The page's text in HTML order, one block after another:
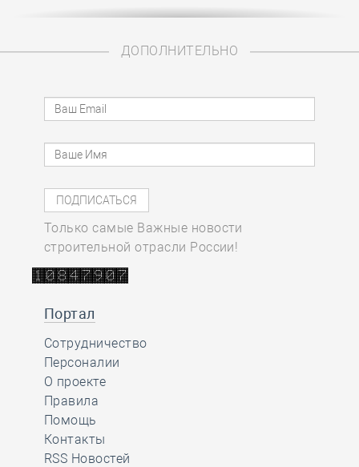
ДОПОЛНИТЕЛЬНО
Только самые Важные новости
строительной отрасли России!
Портал
Сотрудничество
Персоналии
О проекте
Правила
Помощь
Контакты
RSS Новостей